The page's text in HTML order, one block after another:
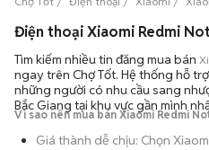
Tìm kiếm nhiều tin đăng mua bán
ngay trên Chợ Tốt. Hệ thống hỗ
những người có nhu cầu sang
Bắc Giang tại khu vực gần mình
Vì sao nên mua bán Xiaomi Redmi
Giá thành dễ chịu: Chọn